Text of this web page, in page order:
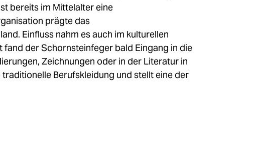
bereits im Mittelalter eine
prägte das
Einfluss nahm es auch im kulturellen
der Schornsteinfeger bald Eingang in die
Zeichnungen oder in der Literatur in
Berufskleidung und stellt eine der